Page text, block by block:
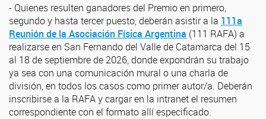
- Quienes resulten ganadores del Premio en primero,
segundo y hasta tercer puesto, deberán asistir a la 111a
Reunión de la Asociación Física Argentina (111 RAFA) a
realizarse en San Fernando del Valle de Catamarca del 15
al 18 de septiembre de 2026, donde expondrán su trabajo
ya sea con una comunicación mural o una charla de
división, en todos los casos como primer autor/a. Deberán
inscribirse a la RAFA y cargar en la intranet el resumen
correspondiente con el formato allí especificado.